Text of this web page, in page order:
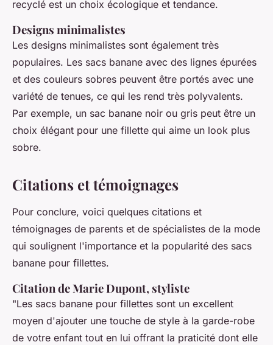
recyclé est un choix écologique et tendance.
Designs minimalistes
Les designs minimalistes sont également très
populaires. Les sacs banane avec des lignes épurées
et des couleurs sobres peuvent être portés avec une
variété de tenues, ce qui les rend très polyvalents.
Par exemple, un sac banane noir ou gris peut être un
choix élégant pour une fillette qui aime un look plus
sobre.
Citations et témoignages
Pour conclure, voici quelques citations et
témoignages de parents et de spécialistes de la mode
qui soulignent l'importance et la popularité des sacs
banane pour fillettes.
Citation de Marie Dupont, styliste
"Les sacs banane pour fillettes sont un excellent
moyen d'ajouter une touche de style à la garde-robe
de votre enfant tout en lui offrant la praticité dont elle